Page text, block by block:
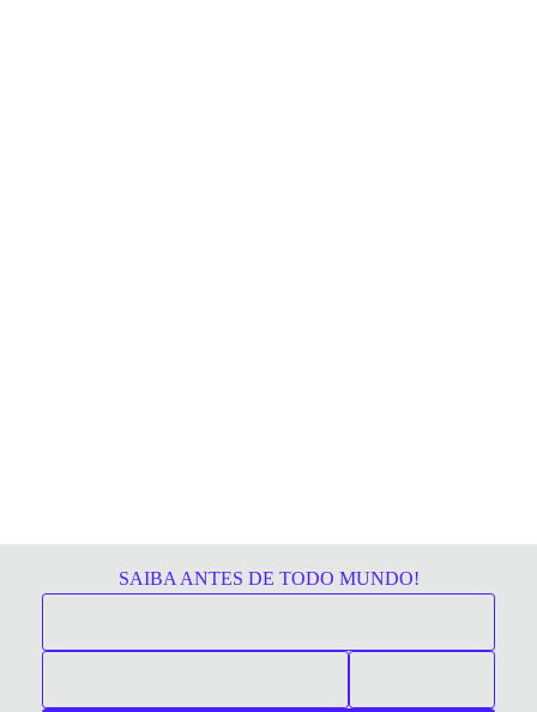
SAIBA ANTES DE TODO MUNDO!